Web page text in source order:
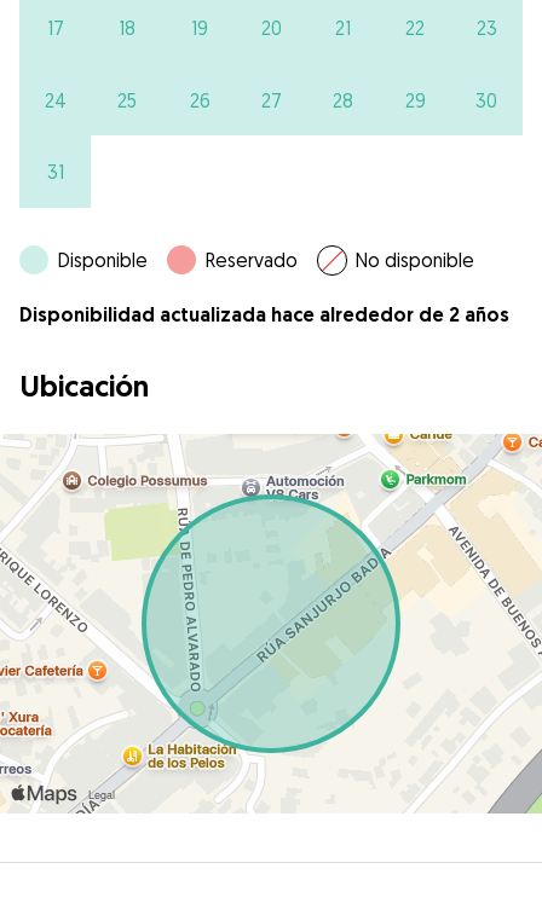
17 18 19 20 21 22 23
24 25 26 27 28 29 30
31
Disponible Reservado No disponible
Disponibilidad actualizada hace alrededor de 2 años
Ubicación